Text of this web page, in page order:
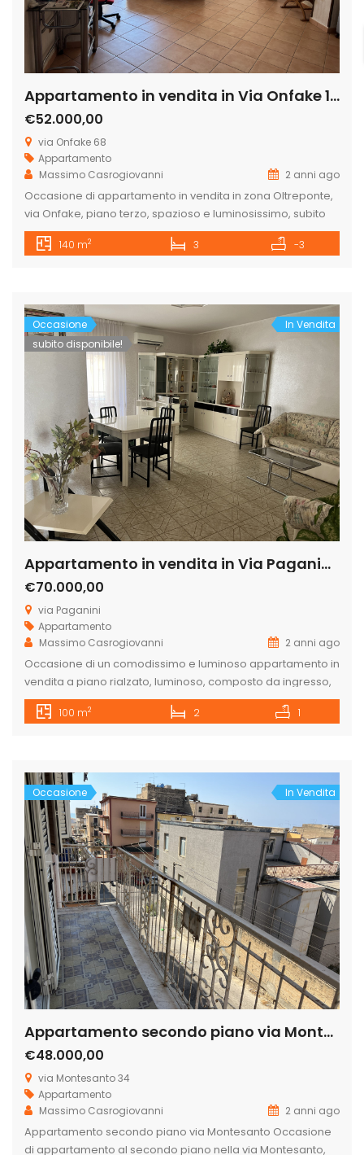
Appartamento in vendita in Via Onfake 16, – Oltreponte
€52.000,00
via Onfake 68
Appartamento
Massimo Casrogiovanni
2 anni ago
Occasione di appartamento in vendita in zona Oltreponte,
via Onfake, piano terzo, spazioso e luminosissimo, subito
disponibile ed abitabile. È composto da un grande
ingresso, salone, ampia cucina abitabile, bagno, camera
vista della città, zona oltreponte vicino la scuola
Quasimodo. […]
140 m2 3 -3
Occasione
subito disponibile!
In Vendita
Appartamento in vendita in Via Paganini 15, Fondachello
€70.000,00
via Paganini
Appartamento
Massimo Casrogiovanni
2 anni ago
Occasione di un comodissimo e luminoso appartamento in
vendita a piano rialzato, luminoso, composto da ingresso,
cucina abitabile, salone, bagno, camera matrimoniale,
cameretta e ripostiglio. dall’ingresso si accede dal piano
matrimoniale corrisponde ad un primo piano. […]
100 m2 2 1
Occasione In Vendita
Appartamento secondo piano via Montesanto
€48.000,00
via Montesanto 34
Appartamento
Massimo Casrogiovanni
2 anni ago
Appartamento secondo piano via Montesanto Occasione
di appartamento al secondo piano nella via Montesanto,